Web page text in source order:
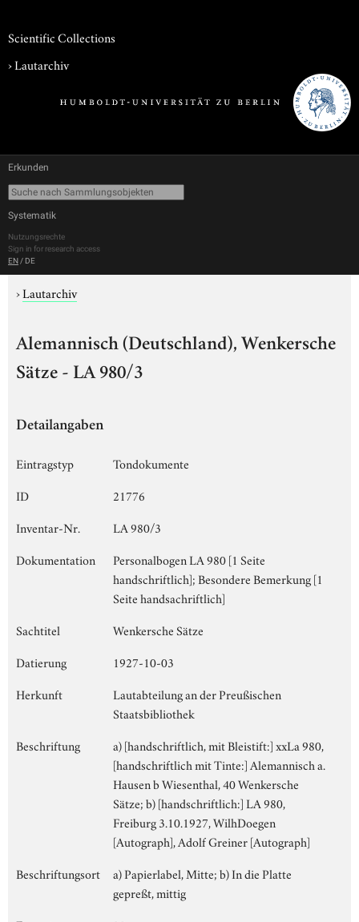
Scientific Collections
›Lautarchiv
Erkunden
Systematik
Nutzungsrechte
Sign in for research access
EN / DE
›Lautarchiv
Alemannisch (Deutschland), Wenkersche
Sätze - LA 980/3
Detailangaben
Eintragstyp
Tondokumente
ID
21776
Inventar-Nr.
LA 980/3
Dokumentation
Personalbogen LA 980 [1 Seite
handschriftlich]; Besondere Bemerkung [1
Seite handsachriftlich]
Sachtitel
Wenkersche Sätze
Datierung
1927-10-03
Herkunft
Lautabteilung an der Preußischen
Staatsbibliothek
Beschriftung
a) [handschriftlich, mit Bleistift:] xxLa 980,
[handschriftlich mit Tinte:] Alemannisch a.
Hausen b Wiesenthal, 40 Wenkersche
Sätze; b) [handschriftlich:] LA 980,
Freiburg 3.10.1927, WilhDoegen
[Autograph], Adolf Greiner [Autograph]
Beschriftungsort
a) Papierlabel, Mitte; b) In die Platte
gepreßt, mittig